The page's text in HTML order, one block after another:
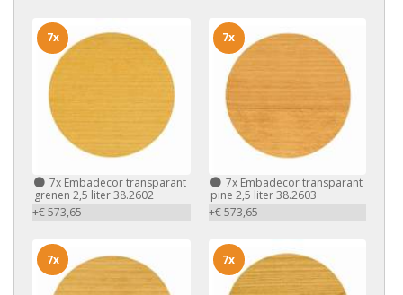
7x Embadecor transparant
grenen 2,5 liter 38.2602
+€ 573,65
7x
7xEmbadecor transparant
pine 2,5 liter 38.2603
+€ 573,65
7x
7x 7x